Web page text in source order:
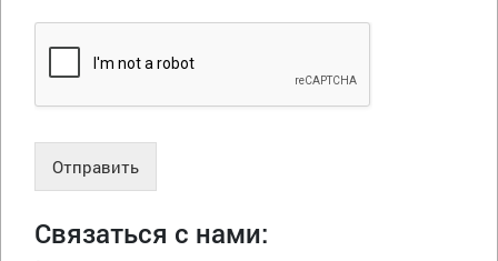
Отправить
Связаться с нами: